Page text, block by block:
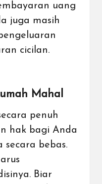
uang
juga masih
cicilan.
Mahal
penuh
hak bagi Anda
secara bebas.
Biar